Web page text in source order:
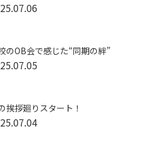
のOB会で感じた“同期の絆”
挨拶廻りスタート！